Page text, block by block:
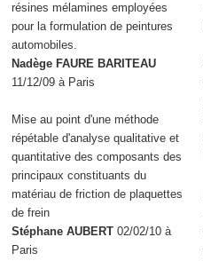
résines mélamines employées
pour la formulation de peintures
automobiles.
Nadège FAURE BARITEAU
11/12/09 à Paris
Mise au point d'une méthode
répétable d'analyse qualitative et
quantitative des composants des
principaux constituants du
matériau de friction de plaquettes
de frein
Stéphane AUBERT 02/02/10 à
Paris